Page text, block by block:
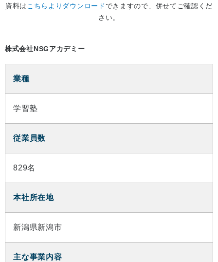
資料は こちらよりダウンロード できますので、併せてご確認くだ
さい。
株式会社NSGアカデミー
業種
学習塾
従業員数
829名
本社所在地
新潟県新潟市
主な事業内容